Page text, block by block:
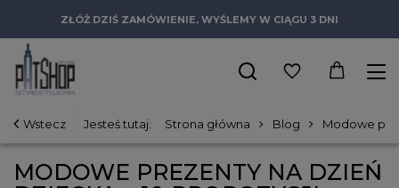
ZŁÓŻ DZIŚ ZAMÓWIENIE, WYŚLEMY W CIĄGU 3 DNI
Wstecz Jesteś tutaj: Strona główna Blog Modowe
MODOWE PREZENTY NA DZIEŃ